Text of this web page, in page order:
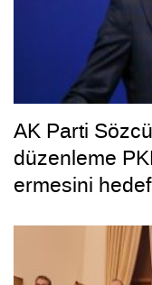
AK Parti
düzenleme
ermesini